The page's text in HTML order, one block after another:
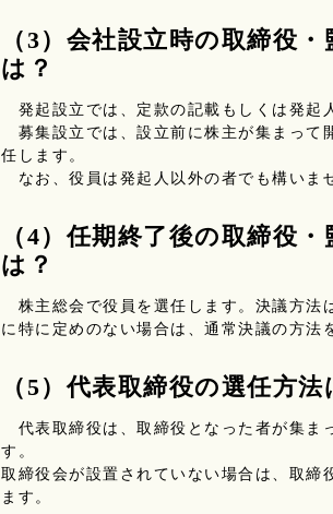
（3）会社設立時の取締役
は？
発起設立では、定款の記載もしくは発起
募集設立では、設立前に株主が集まって
任します。
なお、役員は発起人以外の者でも構いま
（4）任期終了後の取締役
は？
株主総会で役員を選任します。決議方法
に特に定めのない場合は、通常決議の方法
（5）代表取締役の選任方法
代表取締役は、取締役となった者が集ま
す。
取締役会が設置されていない場合は、取締
ます。